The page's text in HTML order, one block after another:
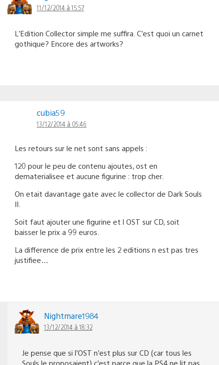
11/12/2014 à 15:57
L’Edition Collector simple me suffira. C’est quoi un carnet
gothique? Encore des artworks?
cubia59
13/12/2014 à 05:46
Les retours sur le net sont sans appels :
120 pour le peu de contenu ajoutes, ost en
dematerialisee et aucune figurine : trop cher.
On etait davantage gate avec le collector de Dark Souls
II.
Soit faut ajouter une figurine et l OST sur CD, soit
baisser le prix a 99 euros.
La difference de prix entre les 2 editions n est pas tres
justifiee…
Nightmare1984
13/12/2014 à 18:32
Je pense que si l’OST n’est plus sur CD (car tous les
Souls le proposaient) c’est parce que la PS4 ne lit pas